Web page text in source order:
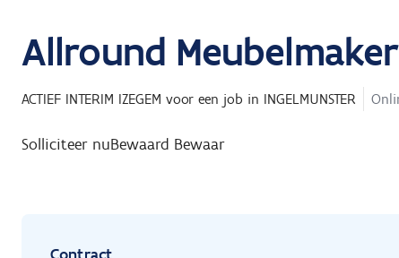
Allround
ACTIEF INTERIM IZEGEM voor een job in INGELMUNSTER
Solliciteer nuBewaard Bewaar